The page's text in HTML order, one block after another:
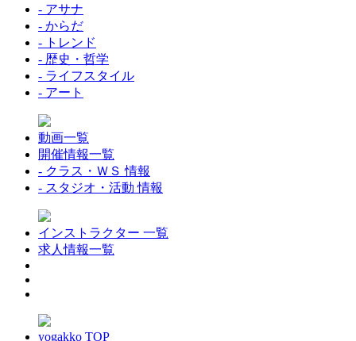
- アサナ
- からだ
- トレンド
- 歴史・哲学
- ライフスタイル
- アート
動画一覧
開催情報一覧
- クラス・ＷＳ 情報
- スタジオ・活動 情報
インストラクター 一覧
求人情報一覧
yogakko TOP